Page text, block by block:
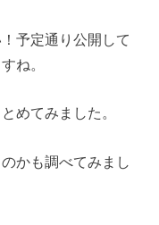
予定通り公開して
ね。
めてみました。
かも調べてみまし